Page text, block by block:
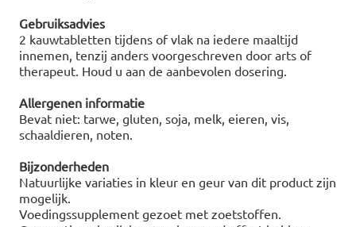
Gebruiksadvies
2 kauwtabletten tijdens of vlak na iedere maaltijd
innemen, tenzij anders voorgeschreven door arts of
therapeut. Houd u aan de aanbevolen dosering.
Allergenen informatie
Bevat niet: tarwe, gluten, soja, melk, eieren, vis,
schaaldieren, noten.
Bijzonderheden
Natuurlijke variaties in kleur en geur van dit product zijn
mogelijk.
Voedingssupplement gezoet met zoetstoffen.